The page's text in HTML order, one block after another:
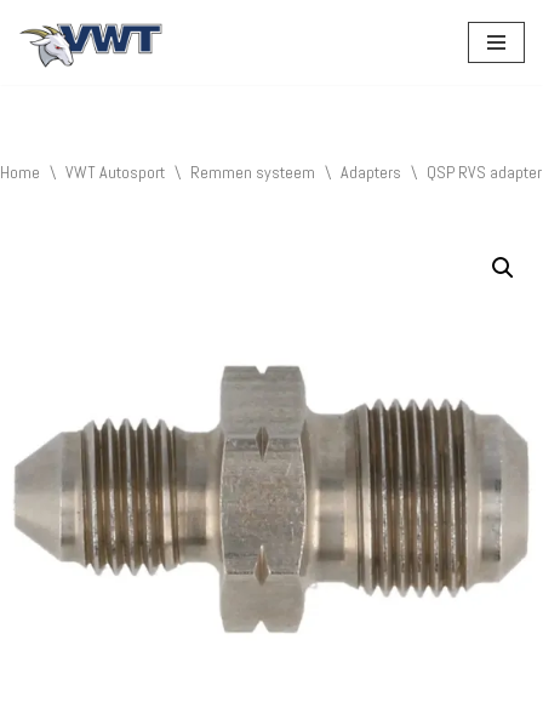
Home \ VWT Autosport \ Remmen systeem \ Adapters \ QSP RVS